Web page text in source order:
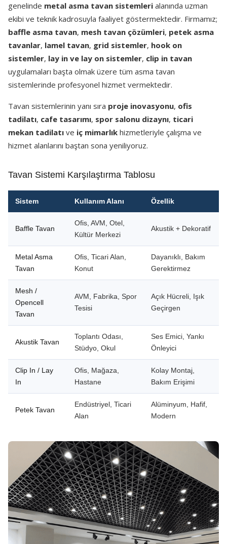
genelinde metal asma tavan sistemleri alanında uzman
ekibi ve teknik kadrosuyla faaliyet göstermektedir. Firmamız;
baffle asma tavan, mesh tavan çözümleri, petek asma
tavanlar, lamel tavan, grid sistemler, hook on
sistemler, lay in ve lay on sistemler, clip in tavan
uygulamaları başta olmak üzere tüm asma tavan
sistemlerinde profesyonel hizmet vermektedir.
Tavan sistemlerinin yanı sıra proje inovasyonu, ofis
tadilatı, cafe tasarımı, spor salonu dizaynı, ticari
mekan tadilatı ve iç mimarlık hizmetleriyle çalışma ve
hizmet alanlarını baştan sona yeniliyoruz.
Tavan Sistemi Karşılaştırma Tablosu
Sistem Kullanım Alanı Özellik
Baffle Tavan
Ofis, AVM, Otel,
Kültür Merkezi
Akustik + Dekoratif
Metal Asma
Tavan
Ofis, Ticari Alan,
Konut
Dayanıklı, Bakım
Gerektirmez
Mesh /
Opencell
Tavan
AVM, Fabrika, Spor
Tesisi
Açık Hücreli, Işık
Geçirgen
Akustik Tavan
Toplantı Odası,
Stüdyo, Okul
Ses Emici, Yankı
Önleyici
Clip In / Lay
In
Ofis, Mağaza,
Hastane
Kolay Montaj,
Bakım Erişimi
Petek Tavan
Endüstriyel, Ticari
Alan
Alüminyum, Hafif,
Modern